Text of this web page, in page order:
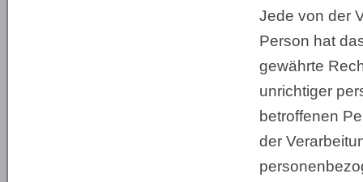
Jede von der
Person hat
gewährte
unrichtiger
betroffenen
der